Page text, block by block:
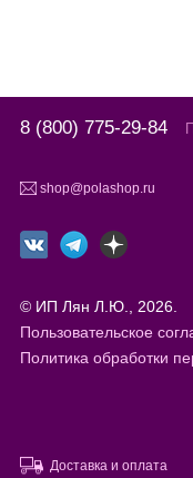
8 (800) 775-29-84
shop@polashop.ru
© ИП Лян Л.Ю., 2026.
Пользовательское
Политика обработки
Доставка и оплата